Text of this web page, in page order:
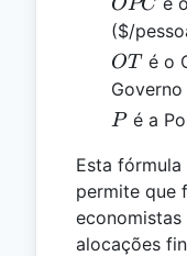
($/
OT
OT é o
Governo
P
Pé a
Esta fórmula
permite que
economistas
alocações